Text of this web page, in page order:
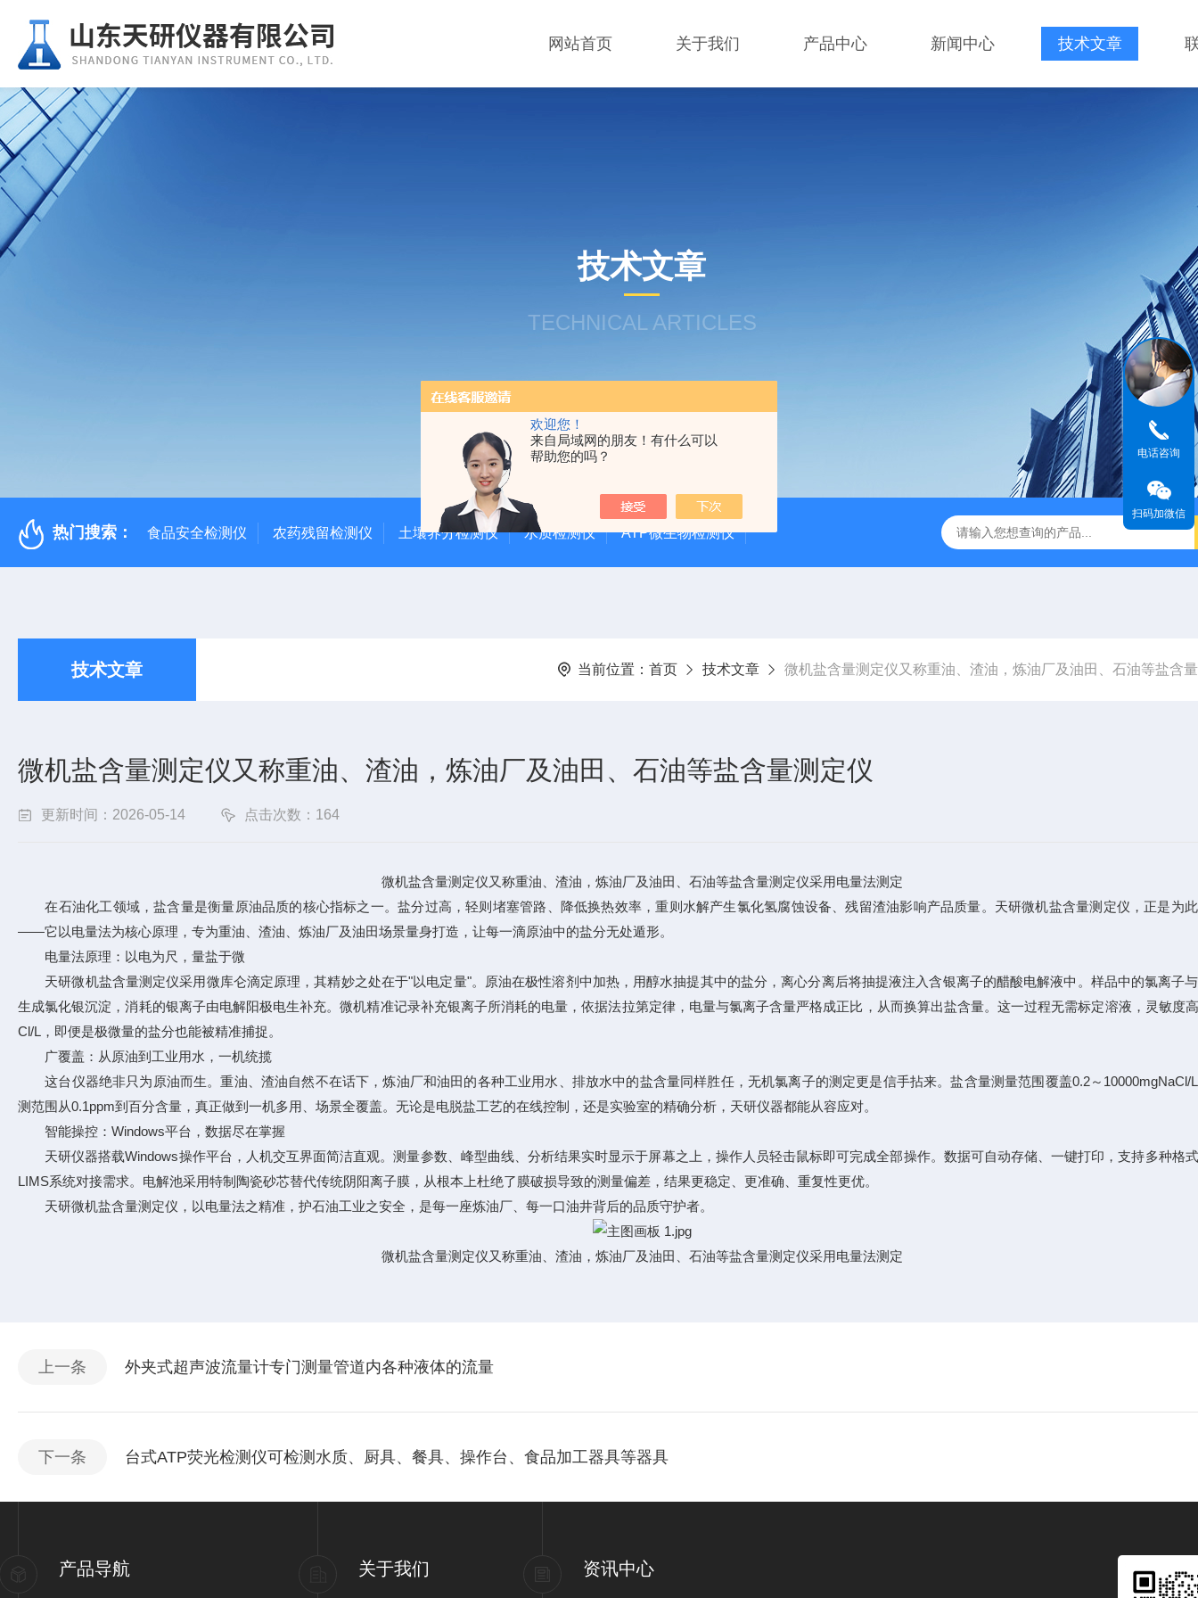
欢迎您！
来自局域网的朋友！有什么可以
帮助您的吗？
网站首页 关于我们 产品中心 新闻中心 技术文章
技术文章
TECHNICAL ARTICLES
热门搜索： 食品安全检测仪 农药残留检测仪 土壤养分检测仪 水质检测仪 ATP微生物检测仪
技术文章 当前位置： 首页 技术文章 微机盐含量测定仪又称重油、渣油，炼油厂及油田、石油等盐含
微机盐含量测定仪又称重油、渣油，炼油厂及油田、石油等盐含量测定仪
更新时间：2026-05-14 点击次数：164
微机盐含量测定仪又称重油、渣油，炼油厂及油田、石油等盐含量测定仪采用电量法测定
在石油化工领域，盐含量是衡量原油品质的核心指标之一。盐分过高，轻则堵塞管路、降低换热效率，重则水解产生氯化氢腐蚀设备、残留渣油影响产品质量。天研微机盐含量测定仪，正是为
——它以电量法为核心原理，专为重油、渣油、炼油厂及油田场景量身打造，让每一滴原油中的盐分无处遁形。
电量法原理：以电为尺，量盐于微
天研微机盐含量测定仪采用微库仑滴定原理，其精妙之处在于"以电定量"。原油在极性溶剂中加热，用醇水抽提其中的盐分，离心分离后将抽提液注入含银离子的醋酸电解液中。样品中的氯离子
生成氯化银沉淀，消耗的银离子由电解阳极电生补充。微机精准记录补充银离子所消耗的电量，依据法拉第定律，电量与氯离子含量严格成正比，从而换算出盐含量。这一过程无需标定溶液，灵敏度
Cl/L，即便是极微量的盐分也能被精准捕捉。
广覆盖：从原油到工业用水，一机统揽
这台仪器绝非只为原油而生。重油、渣油自然不在话下，炼油厂和油田的各种工业用水、排放水中的盐含量同样胜任，无机氯离子的测定更是信手拈来。盐含量测量范围覆盖0.2～10000mgNaCl/
测范围从0.1ppm到百分含量，真正做到一机多用、场景全覆盖。无论是电脱盐工艺的在线控制，还是实验室的精确分析，天研仪器都能从容应对。
智能操控：Windows平台，数据尽在掌握
天研仪器搭载Windows操作平台，人机交互界面简洁直观。测量参数、峰型曲线、分析结果实时显示于屏幕之上，操作人员轻击鼠标即可完成全部操作。数据可自动存储、一键打印，支持多种格
LIMS系统对接需求。电解池采用特制陶瓷砂芯替代传统阴阳离子膜，从根本上杜绝了膜破损导致的测量偏差，结果更稳定、更准确、重复性更优。
天研微机盐含量测定仪，以电量法之精准，护石油工业之安全，是每一座炼油厂、每一口油井背后的品质守护者。
微机盐含量测定仪又称重油、渣油，炼油厂及油田、石油等盐含量测定仪采用电量法测定
上一条 外夹式超声波流量计专门测量管道内各种液体的流量
下一条 台式ATP荧光检测仪可检测水质、厨具、餐具、操作台、食品加工器具等器具
产品导航 关于我们 资讯中心
电话咨询
扫码加微信